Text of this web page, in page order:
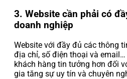
3. Website cần phải có
doanh nghiệp
Website với đầy đủ các thông
địa chỉ, số điện thoại và email…
khách hàng tin tưởng hơn đối
gia tăng sự uy tín và chuyên